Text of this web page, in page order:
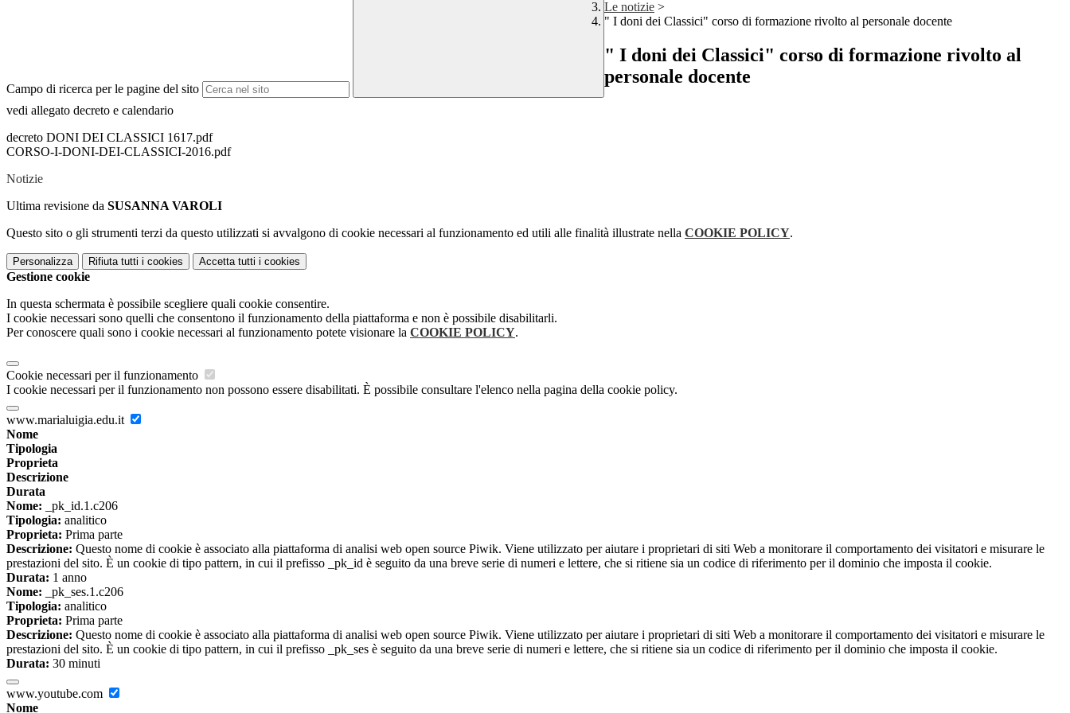
Campo di ricerca per le pagine del sito
Le notizie >
" I doni dei Classici" corso di formazione rivolto al personale docente
" I doni dei Classici" corso di formazione rivolto al
personale docente
vedi allegato decreto e calendario
decreto DONI DEI CLASSICI 1617.pdf
CORSO-I-DONI-DEI-CLASSICI-2016.pdf
Notizie
Ultima revisione da SUSANNA VAROLI
Questo sito o gli strumenti terzi da questo utilizzati si avvalgono di cookie necessari al funzionamento ed utili alle finalità illustrate nella COOKIE POLICY.
Personalizza Rifiuta tutti i cookies Accetta tutti i cookies
Gestione cookie
In questa schermata è possibile scegliere quali cookie consentire.
I cookie necessari sono quelli che consentono il funzionamento della piattaforma e non è possibile disabilitarli.
Per conoscere quali sono i cookie necessari al funzionamento potete visionare la COOKIE POLICY.
Cookie necessari per il funzionamento
I cookie necessari per il funzionamento non possono essere disabilitati. È possibile consultare l'elenco nella pagina della cookie policy.
www.marialuigia.edu.it
Nome
Tipologia
Proprieta
Descrizione
Durata
Nome: _pk_id.1.c206
Tipologia: analitico
Proprieta: Prima parte
Descrizione: Questo nome di cookie è associato alla piattaforma di analisi web open source Piwik. Viene utilizzato per aiutare i proprietari di siti Web a monitorare il comportamento dei visitatori e misurare le
prestazioni del sito. È un cookie di tipo pattern, in cui il prefisso _pk_id è seguito da una breve serie di numeri e lettere, che si ritiene sia un codice di riferimento per il dominio che imposta il cookie.
Durata: 1 anno
Nome: _pk_ses.1.c206
Tipologia: analitico
Proprieta: Prima parte
Descrizione: Questo nome di cookie è associato alla piattaforma di analisi web open source Piwik. Viene utilizzato per aiutare i proprietari di siti Web a monitorare il comportamento dei visitatori e misurare le
prestazioni del sito. È un cookie di tipo pattern, in cui il prefisso _pk_ses è seguito da una breve serie di numeri e lettere, che si ritiene sia un codice di riferimento per il dominio che imposta il cookie.
Durata: 30 minuti
www.youtube.com
Nome